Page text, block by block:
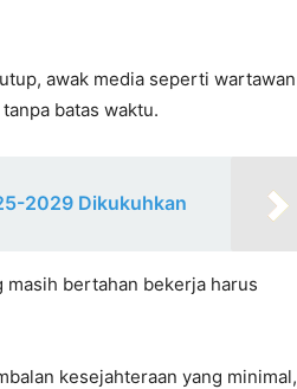
awak media seperti wartawan
batas waktu.
2029 Dikukuhkan
masih bertahan bekerja harus
kesejahteraan yang minimal,